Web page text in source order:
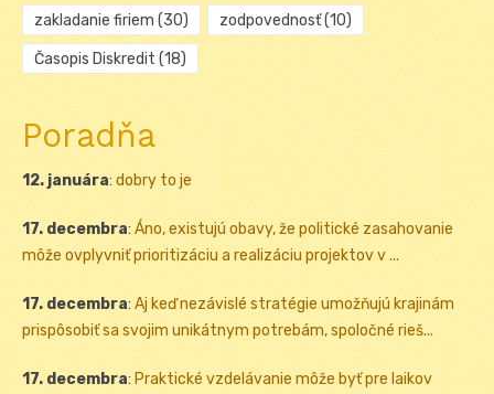
zakladanie firiem (30) zodpovednosť(10)
Časopis Diskredit (18)
Poradňa
12. januára: dobry to je
17. decembra: Áno, existujú obavy, že politické zasahovanie
môže ovplyvniť prioritizáciu a realizáciu projektov v ...
17. decembra: Aj keď nezávislé stratégie umožňujú krajinám
prispôsobiť sa svojim unikátnym potrebám, spoločné rieš...
17. decembra: Praktické vzdelávanie môže byť pre laikov